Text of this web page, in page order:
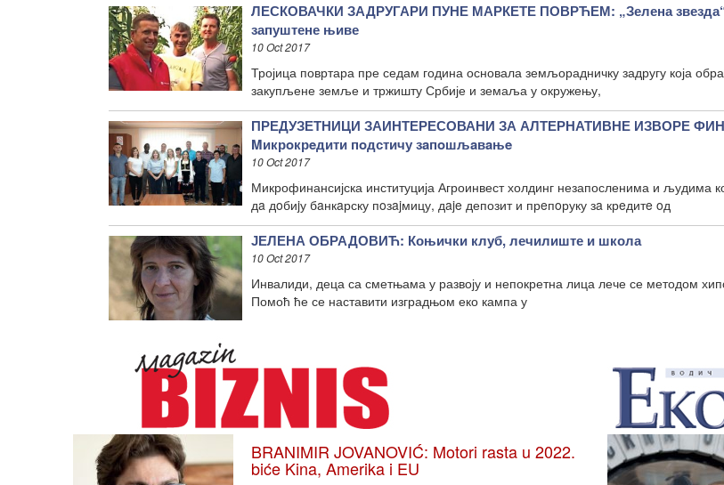
ЛЕСКОВАЧКИ ЗАДРУГАРИ ПУНЕ МАРКЕТЕ ПОВРЋЕМ: „Зелена звезда“
запуштене њиве
10 Oct 2017
Тројица повртара пре седам година основала земљорадничку задругу која
закупљене земље и тржишту Србије и земаља у окружењу,
ПРЕДУЗЕТНИЦИ ЗАИНТЕРЕСОВАНИ ЗА АЛТЕРНАТИВНЕ ИЗВОРЕ
Mикрoкрeдити пoдстичу зaпoшљaвaњe
10 Oct 2017
Микрофинансијска институција Агроинвест холдинг незапосленима и људима
дa дoбиjу бaнкaрску пoзajмицу, дaje депозит и прeпoруку зa крeдитe oд
ЈЕЛЕНА ОБРАДОВИЋ: Коњички клуб, лечилиште и школа
10 Oct 2017
Инвалиди, деца са сметњама у развоју и непокретна лица лече се методом
Помоћ ће се наставити изградњом еко кампа у
BRANIMIR JOVANOVIĆ: Motori rasta u 2022.
biće Kina, Amerika i EU